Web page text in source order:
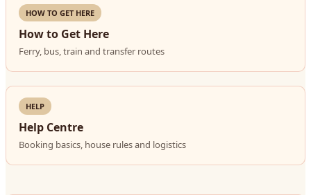
HOW TO GET HERE
How to Get Here
Ferry, bus, train and transfer routes
HELP
Help Centre
Booking basics, house rules and logistics